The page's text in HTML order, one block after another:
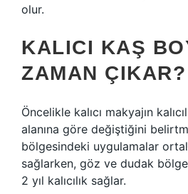
olur.
KALICI KAŞ
ZAMAN ÇIKAR?
Öncelikle kalıcı makyajın
alanına göre değiştiğini
bölgesindeki uygulamalar
sağlarken, göz ve dudak
2 yıl kalıcılık sağlar.